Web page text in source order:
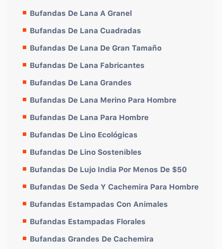
Bufandas De Lana A Granel
Bufandas De Lana Cuadradas
Bufandas De Lana De Gran Tamaño
Bufandas De Lana Fabricantes
Bufandas De Lana Grandes
Bufandas De Lana Merino Para Hombre
Bufandas De Lana Para Hombre
Bufandas De Lino Ecológicas
Bufandas De Lino Sostenibles
Bufandas De Lujo India Por Menos De $50
Bufandas De Seda Y Cachemira Para Hombre
Bufandas Estampadas Con Animales
Bufandas Estampadas Florales
Bufandas Grandes De Cachemira